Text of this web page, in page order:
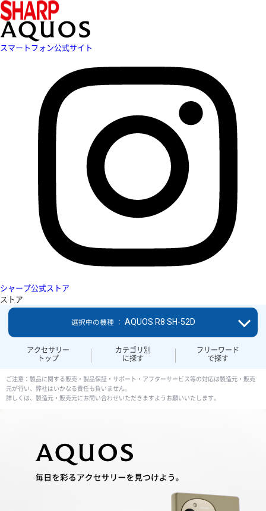
スマートフォン公式サイト
シャープ公式ストア
ストア
アクセサリー
トップ
カテゴリ別
に探す
フリーワード
で探す
選択中の機種 ： AQUOS R8 SH-52D
ご注意：製品に関する販売・製品保証・サポート・アフターサービス等の対応は製造元・販売
元が行い、弊社はいかなる責任も負いません。
詳しくは、製造元・販売元にお問い合わせいただきますようお願いいたします。